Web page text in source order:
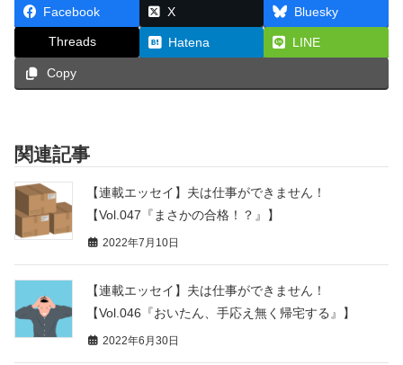
Facebook X Bluesky
Threads Hatena LINE
Copy
関連記事
【連載エッセイ】夫は仕事ができません！
【Vol.047『まさかの合格！？』】
2022年7月10日
【連載エッセイ】夫は仕事ができません！
【Vol.046『おいたん、手応え無く帰宅する』】
2022年6月30日